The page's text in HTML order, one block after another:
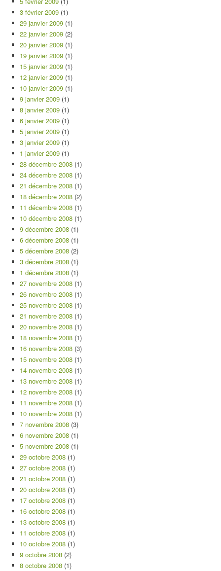
3 février 2009 (1)
29 janvier 2009 (1)
22 janvier 2009 (2)
20 janvier 2009 (1)
19 janvier 2009 (1)
15 janvier 2009 (1)
12 janvier 2009 (1)
10 janvier 2009 (1)
9 janvier 2009 (1)
8 janvier 2009 (1)
6 janvier 2009 (1)
5 janvier 2009 (1)
3 janvier 2009 (1)
1 janvier 2009 (1)
28 décembre 2008 (1)
24 décembre 2008 (1)
21 décembre 2008 (1)
18 décembre 2008 (2)
11 décembre 2008 (1)
10 décembre 2008 (1)
9 décembre 2008 (1)
6 décembre 2008 (1)
5 décembre 2008 (2)
3 décembre 2008 (1)
1 décembre 2008 (1)
27 novembre 2008 (1)
26 novembre 2008 (1)
25 novembre 2008 (1)
21 novembre 2008 (1)
20 novembre 2008 (1)
18 novembre 2008 (1)
16 novembre 2008 (3)
15 novembre 2008 (1)
14 novembre 2008 (1)
13 novembre 2008 (1)
12 novembre 2008 (1)
11 novembre 2008 (1)
10 novembre 2008 (1)
7 novembre 2008 (3)
6 novembre 2008 (1)
5 novembre 2008 (1)
29 octobre 2008 (1)
27 octobre 2008 (1)
21 octobre 2008 (1)
20 octobre 2008 (1)
17 octobre 2008 (1)
16 octobre 2008 (1)
13 octobre 2008 (1)
11 octobre 2008 (1)
10 octobre 2008 (1)
9 octobre 2008 (2)
8 octobre 2008 (1)